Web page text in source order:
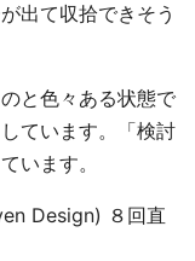
出て収拾できそう
と色々ある状態で
ています。「検討
います。
Design) ８回直